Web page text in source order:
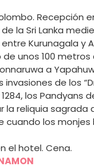
Recepción
la Sri Lanka
Kurunagala y
unos 100 metros
a
de los
los Pandyans
la reliquia sagrada
los
el hotel. Cena.